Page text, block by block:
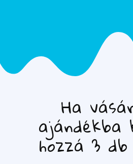
Ha
ajándékba
hozzá 3